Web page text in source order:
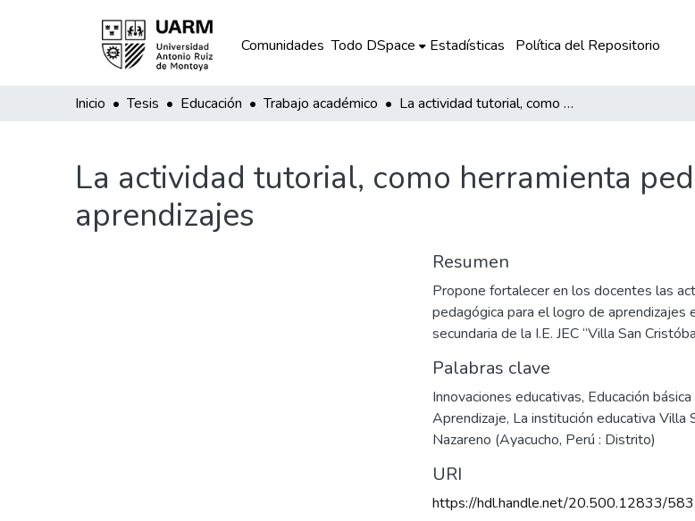
Comunidades Todo DSpace Estadísticas Política del Repositorio
Inicio Tesis Educación Trabajo académico La actividad tutorial, como herramienta pedagógica para el logro de aprendizajes
La actividad tutorial, como herramienta
aprendizajes
Resumen
Propone fortalecer en los docentes las
pedagógica para el logro de
secundaria de la I.E. JEC “Villa San
Palabras clave
Innovaciones educativas, Educación
Aprendizaje, La institución educativa Villa
Nazareno (Ayacucho, Perú : Distrito)
URI
https://hdl.handle.net/20.500.12833/583